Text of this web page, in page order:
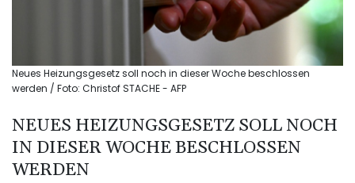
Neues Heizungsgesetz soll noch in dieser Woche beschlossen
werden / Foto: Christof STACHE - AFP
NEUES HEIZUNGSGESETZ SOLL NOCH
IN DIESER WOCHE BESCHLOSSEN
WERDEN